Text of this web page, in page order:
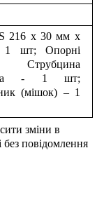
216 x 30мм x
шт; Опорні
Струбцина
- 1 шт;
(мішок) – 1
зміни в
повідомлення